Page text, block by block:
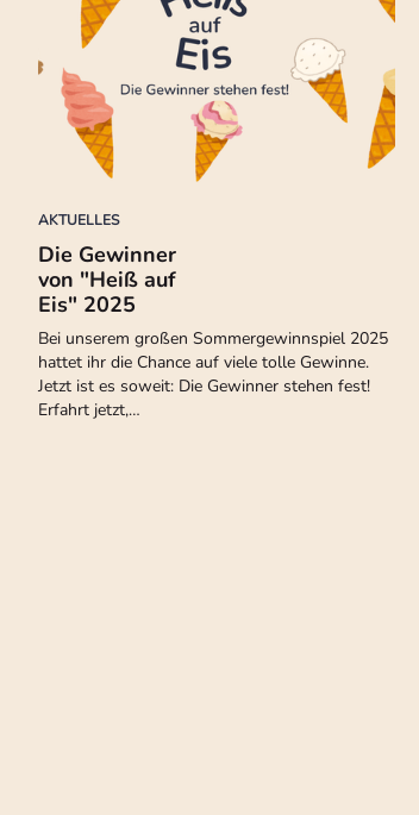
AKTUELLES
Die Gewinner
von "Heiß auf
Eis" 2025
Bei unserem großen Sommergewinnspiel 2025
hattet ihr die Chance auf viele tolle Gewinne.
Jetzt ist es soweit: Die Gewinner stehen fest!
Erfahrt jetzt,…